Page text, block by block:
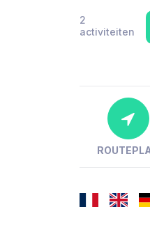
2
activiteiten